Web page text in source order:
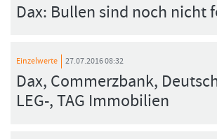
Dax: Bullen sind noch nicht
Einzelwerte 27.07.2016 08:32
Dax, Commerzbank,
LEG-, TAG Immobilien